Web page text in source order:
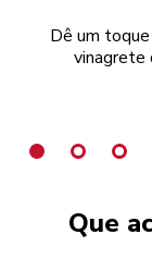
Dê um
vinagrete
Que